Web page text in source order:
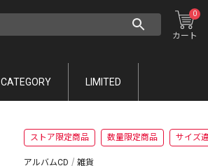
カート
0
CATEGORY LIMITED
ストア限定商品 数量限定商品 サイズ
アルバムCD 雑貨